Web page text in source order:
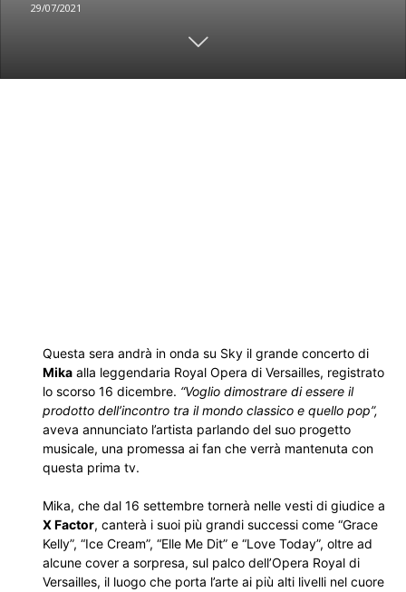
29/07/2021
Questa sera andrà in onda su Sky il grande concerto di
Mika alla leggendaria Royal Opera di Versailles, registrato
lo scorso 16 dicembre. “Voglio dimostrare di essere il
prodotto dell’incontro tra il mondo classico e quello pop”,
aveva annunciato l’artista parlando del suo progetto
musicale, una promessa ai fan che verrà mantenuta con
questa prima tv.
Mika, che dal 16 settembre tornerà nelle vesti di giudice a
X Factor, canterà i suoi più grandi successi come “Grace
Kelly”, “Ice Cream”, “Elle Me Dit” e “Love Today”, oltre ad
alcune cover a sorpresa, sul palco dell’Opera Royal di
Versailles, il luogo che porta l’arte ai più alti livelli nel cuore